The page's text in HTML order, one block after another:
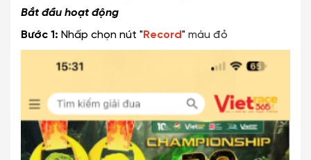
Bắt đầu hoạt động
Bước 1: Nhấp chọn nút "Record" màu đỏ